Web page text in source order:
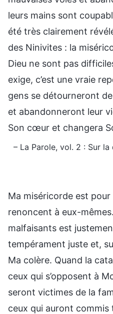
leurs mains sont
été très clairement
des Ninivites : la
Dieu ne sont pas
exige, c’est une vraie
gens se détourneront
et abandonneront leur
Son cœur et changera
– La Parole, vol. 2 : Sur
Ma miséricorde est pour
renoncent à eux-
malfaisants est
tempérament juste et,
Ma colère. Quand la
ceux qui s’opposent à
seront victimes de la
ceux qui auront commis